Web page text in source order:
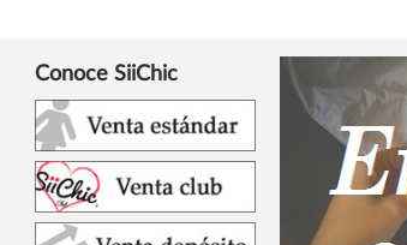
Conoce SiiChic